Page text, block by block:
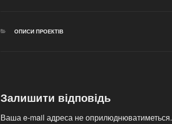
КАТЕГОРІЇ
ОПИСИ ПРОЕКТІВ
Залишити відповідь
Ваша e-mail адреса не оприлюднюватиметься.